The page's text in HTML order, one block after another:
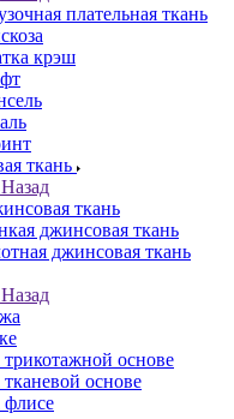
плательная ткань
крэш
ткань
Назад
ткань
джинсовая ткань
джинсовая ткань
Назад
основе
основе